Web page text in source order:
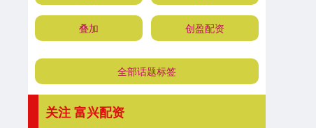
叠加 创盈配资
全部话题标签
关注 富兴配资